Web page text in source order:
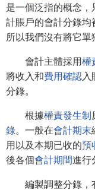
是一個泛指的概念
計賬戶的會計分錄均
所以我們沒有將它單
會計主體採用權
將收入和費用確認入
分錄。
根據權責發生制
錄。一般在會計期末
用以及本期已收的預
後各個會計期間進行
編製調整分錄，有